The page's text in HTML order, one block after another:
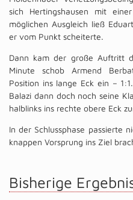
sich Hertingshausen mit
möglichen Ausgleich ließ
er vom Punkt scheiterte.
Dann kam der große Auftritt
Minute schob Armend
Position ins lange Eck ein –
Balazi dann doch noch seine
halblinks ins rechte obere Eck
In der Schlussphase passierte
knappen Vorsprung ins Ziel
Bisherige